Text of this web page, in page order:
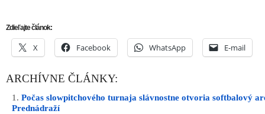
Zdieľajte článok:
X Facebook WhatsApp E-mail
ARCHÍVNE ČLÁNKY:
Počas slowpitchového turnaja slávnostne otvoria softbalový
Prednádraží